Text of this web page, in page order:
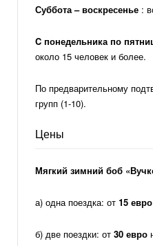
Суббота – воскресенье :
C понедельника по
около 15 человек и более.
По предварительному
групп (1-10).
Цены
Мягкий зимний боб
а) одна поездка: от 15 евро
б) две поездки: от 30 евро